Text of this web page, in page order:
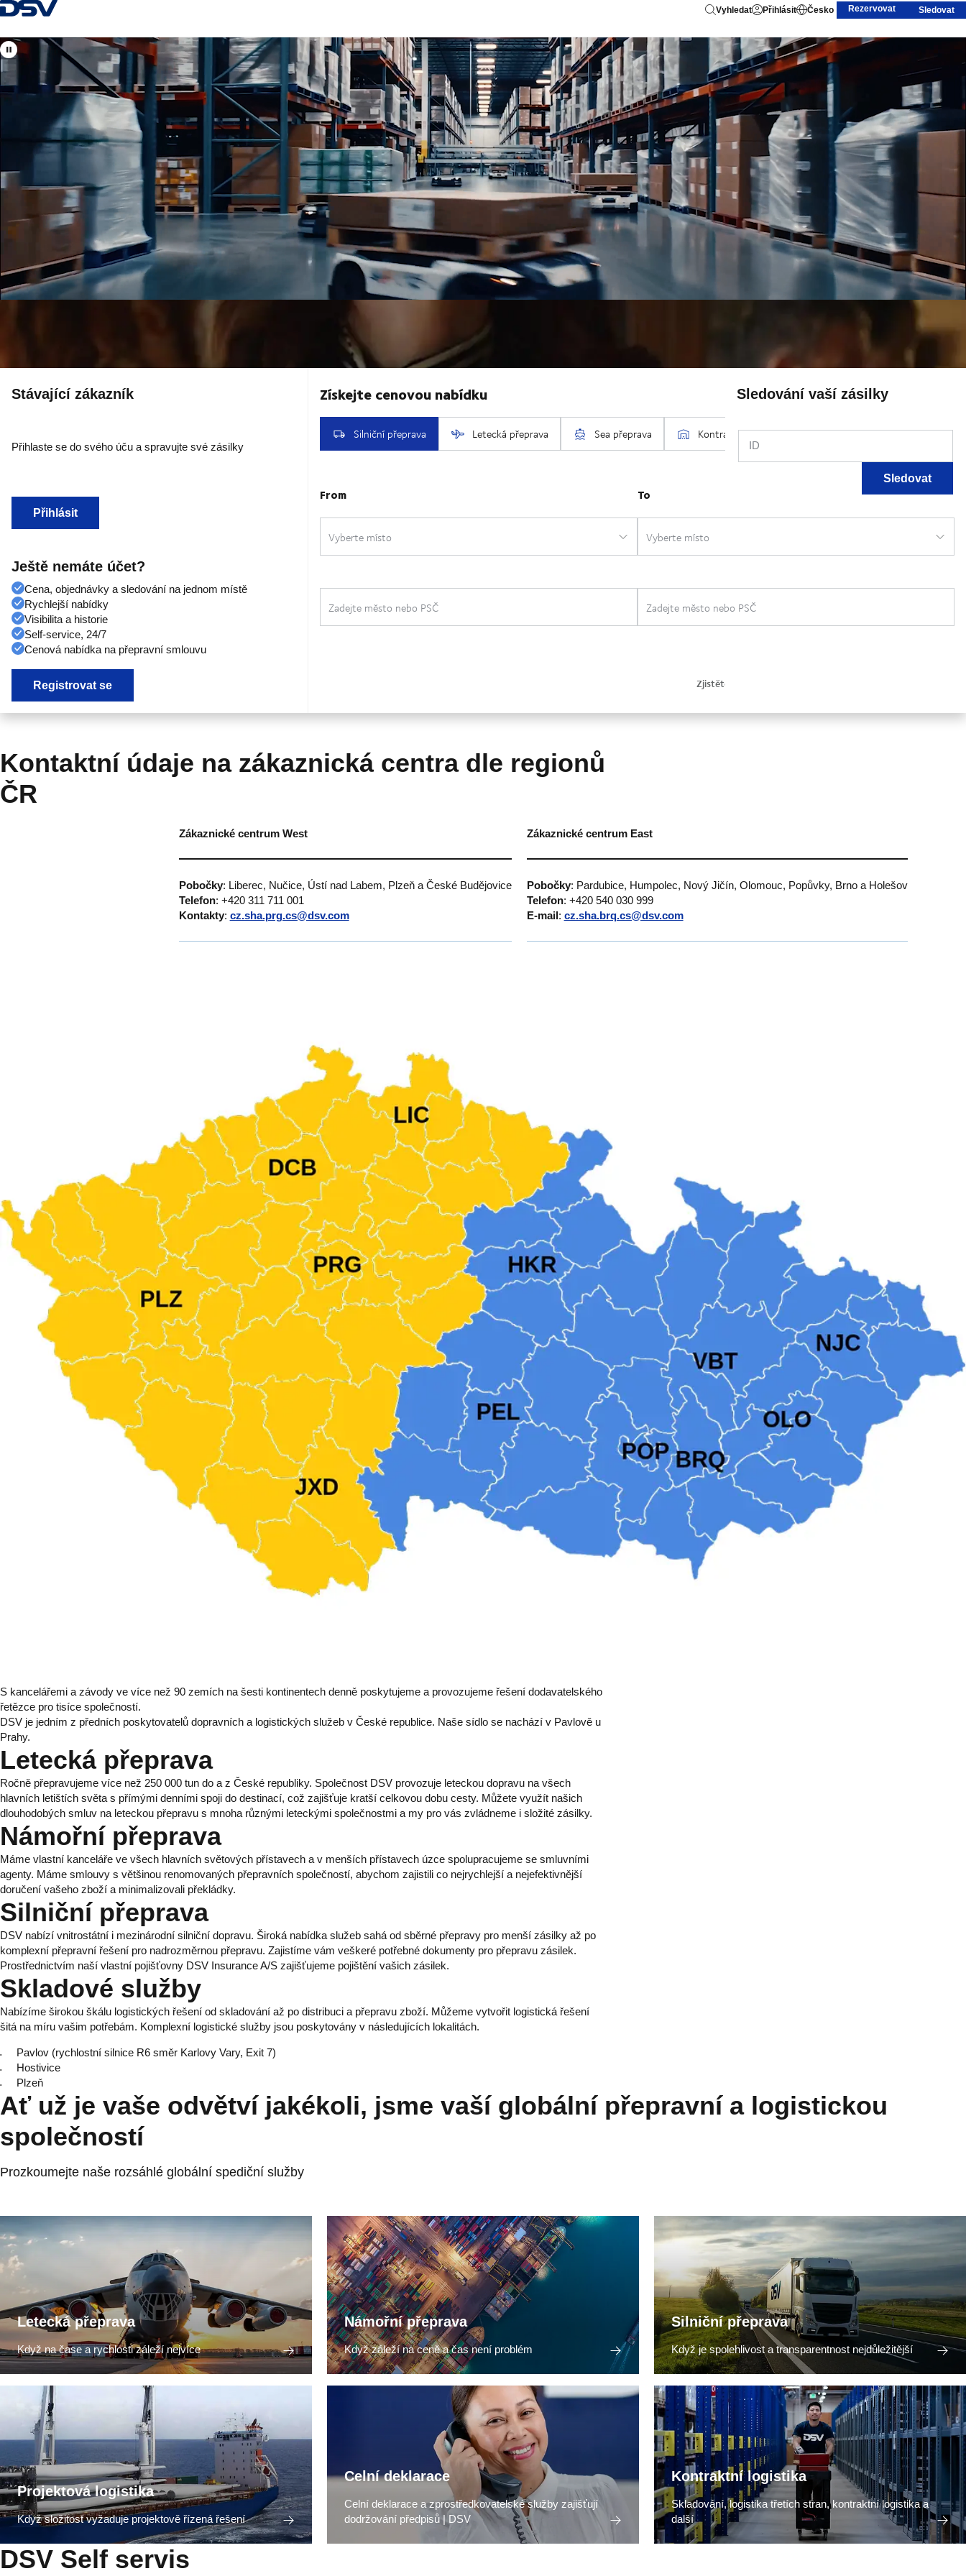
Zpět na Homepage Vyhledat Přihlásit Česko Rezervovat Sledovat
Česká republika
Vaši místní i mezinárodní odborníci na leteckou, námořní, silniční a železniční dopravu, logistická řešení, projektovou
dopravu a celní odbavení.
Stávající zákazník
Přihlaste se do svého úču a spravujte své zásilky
Přihlásit
Ještě nemáte účet?
Cena, objednávky a sledování na jednom místě
Rychlejší nabídky
Visibilita a historie
Self-service, 24/7
Cenová nabídka na přepravní smlouvu
Registrovat se
Sledování vaší zásilky
ID
Sledovat
Kontaktní údaje na zákaznická centra dle regionů
ČR
Zákaznické centrum West Zákaznické centrum East
Pobočky: Liberec, Nučice, Ústí nad Labem, Plzeň a České Budějovice
Telefon: +420 311 711 001
Kontakty: cz.sha.prg.cs@dsv.com
Pobočky: Pardubice, Humpolec, Nový Jičín, Olomouc, Popůvky, Brno a Holešov
Telefon: +420 540 030 999
E-mail: cz.sha.brq.cs@dsv.com
S kancelářemi a závody ve více než 90 zemích na šesti kontinentech denně poskytujeme a provozujeme řešení dodavatelského
řetězce pro tisíce společností.
DSV je jedním z předních poskytovatelů dopravních a logistických služeb v České republice. Naše sídlo se nachází v Pavlově u
Prahy.
Letecká přeprava
Ročně přepravujeme více než 250 000 tun do a z České republiky. Společnost DSV provozuje leteckou dopravu na všech
hlavních letištích světa s přímými denními spoji do destinací, což zajišťuje kratší celkovou dobu cesty. Můžete využít našich
dlouhodobých smluv na leteckou přepravu s mnoha různými leteckými společnostmi a my pro vás zvládneme i složité zásilky.
Námořní přeprava
Máme vlastní kanceláře ve všech hlavních světových přístavech a v menších přístavech úzce spolupracujeme se smluvními
agenty. Máme smlouvy s většinou renomovaných přepravních společností, abychom zajistili co nejrychlejší a nejefektivnější
doručení vašeho zboží a minimalizovali překládky.
Silniční přeprava
DSV nabízí vnitrostátní i mezinárodní silniční dopravu. Široká nabídka služeb sahá od sběrné přepravy pro menší zásilky až po
komplexní přepravní řešení pro nadrozměrnou přepravu. Zajistíme vám veškeré potřebné dokumenty pro přepravu zásilek.
Prostřednictvím naší vlastní pojišťovny DSV Insurance A/S zajišťujeme pojištění vašich zásilek.
Skladové služby
Nabízíme širokou škálu logistických řešení od skladování až po distribuci a přepravu zboží. Můžeme vytvořit logistická řešení
šitá na míru vašim potřebám. Komplexní logistické služby jsou poskytovány v následujících lokalitách.
Pavlov (rychlostní silnice R6 směr Karlovy Vary, Exit 7)
Hostivice
Plzeň
Ať už je vaše odvětví jakékoli, jsme vaší globální přepravní a logistickou
společností
Prozkoumejte naše rozsáhlé globální spediční služby
Letecká přeprava
Když na čase a rychlosti záleží nejvíce
Námořní přeprava
Když záleží na ceně a čas není problém
Silniční přeprava
Když je spolehlivost a transparentnost nejdůležitější
Projektová logistika
Když složitost vyžaduje projektově řízená řešení
Celní deklarace
Celní deklarace a zprostředkovatelské služby zajišťují
dodržování předpisů | DSV
Kontraktní logistika
Skladování, logistika třetích stran, kontraktní logistika a
další
DSV Self servis